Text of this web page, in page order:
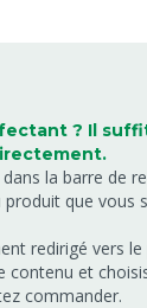
? Il
la barre de
produit que vous
redirigé vers le
contenu et
commander.